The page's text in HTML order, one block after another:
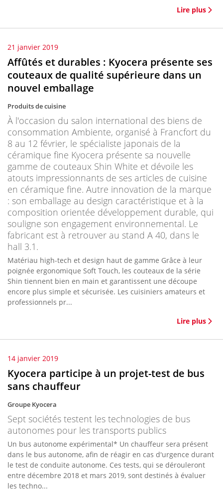
Lire plus
21 janvier 2019
Affûtés et durables : Kyocera présente ses
couteaux de qualité supérieure dans un
nouvel emballage
Produits de cuisine
À l'occasion du salon international des biens de
consommation Ambiente, organisé à Francfort du
8 au 12 février, le spécialiste japonais de la
céramique fine Kyocera présente sa nouvelle
gamme de couteaux Shin White et dévoile les
atouts impressionnants de ses articles de cuisine
en céramique fine. Autre innovation de la marque
: son emballage au design caractéristique et à la
composition orientée développement durable, qui
souligne son engagement environnemental. Le
fabricant est à retrouver au stand A 40, dans le
hall 3.1.
Matériau high-tech et design haut de gamme Grâce à leur
poignée ergonomique Soft Touch, les couteaux de la série
Shin tiennent bien en main et garantissent une découpe
encore plus simple et sécurisée. Les cuisiniers amateurs et
professionnels pr...
Lire plus
14 janvier 2019
Kyocera participe à un projet-test de bus
sans chauffeur
Groupe Kyocera
Sept sociétés testent les technologies de bus
autonomes pour les transports publics
Un bus autonome expérimental* Un chauffeur sera présent
dans le bus autonome, afin de réagir en cas d'urgence durant
le test de conduite autonome. Ces tests, qui se dérouleront
entre décembre 2018 et mars 2019, sont destinés à évaluer
les techno...